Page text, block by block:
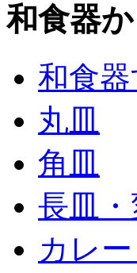
和食器
和食
丸皿
角皿
長皿・
カレ